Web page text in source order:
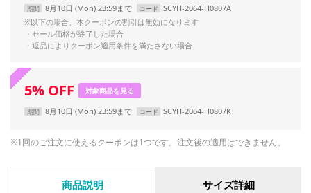
期間 8月10日 (Mon) 23:59まで コード
SCYH-2064-H0807A
※以下の場合、本クーポンの割引は無効になります
・セール価格が終了した場合
・返品によりクーポン適用条件を満たさない場合
5% OFF 対象商品を見る
期間 8月10日 (Mon) 23:59まで コード SCYH-2064-H0807K
※1回のご注文に使えるクーポンは1つです。注文後の適用はできません。
商品説明 サイズ詳細